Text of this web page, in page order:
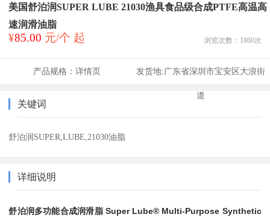
美国舒泊润SUPER LUBE 21030渔具食品级合成PTFE高温高
速润滑油脂
¥85.00 元/个 起 浏览次数： 1860次
产品规格： 详情页 发货地:广东省深圳市宝安区大浪街
道
关键词
舒泊润SUPER,LUBE,21030油脂
详细说明
舒泊润多功能合成润滑脂 Super Lube® Multi-Purpose Synthetic